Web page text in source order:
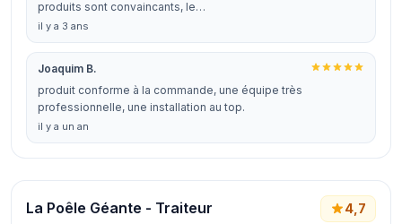
produits sont convaincants, le…
il y a 3 ans
Joaquim B.
produit conforme à la commande, une équipe très
professionnelle, une installation au top.
il y a un an
La Poêle Géante - Traiteur 4,7